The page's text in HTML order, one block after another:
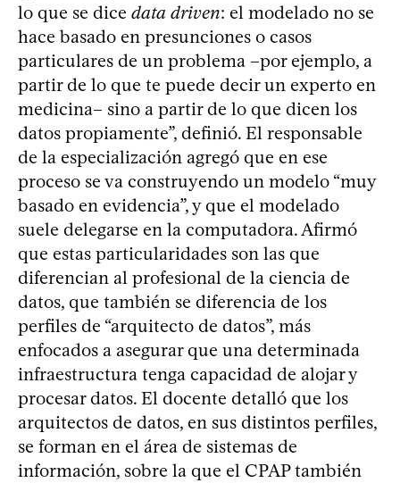
lo que se dice data driven: el modelado no se
hace basado en presunciones o casos
particulares de un problema –por ejemplo, a
partir de lo que te puede decir un experto en
medicina– sino a partir de lo que dicen los
datos propiamente”, definió. El responsable
de la especialización agregó que en ese
proceso se va construyendo un modelo “muy
basado en evidencia”, y que el modelado
suele delegarse en la computadora. Afirmó
que estas particularidades son las que
diferencian al profesional de la ciencia de
datos, que también se diferencia de los
perfiles de “arquitecto de datos”, más
enfocados a asegurar que una determinada
infraestructura tenga capacidad de alojar y
procesar datos. El docente detalló que los
arquitectos de datos, en sus distintos perfiles,
se forman en el área de sistemas de
información, sobre la que el CPAP también